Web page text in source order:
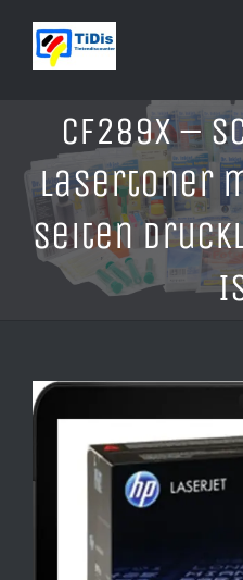
Inhalt
CF289X –
Lasertoner
Seiten
Zeige